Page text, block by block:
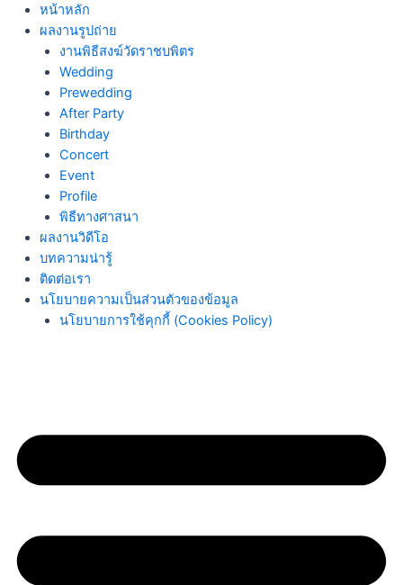
content
หน้าหลัก
ผลงานรูปถ่าย
งานพิธีสงฆ์วัดราชบพิตร
Wedding
Prewedding
After Party
Birthday
Concert
Event
Profile
พิธีทางศาสนา
ผลงานวิดีโอ
บทความน่ารู้
ติดต่อเรา
นโยบายความเป็นส่วนตัวของข้อมูล
นโยบายการใช้คุกกี้ (Cookies Policy)